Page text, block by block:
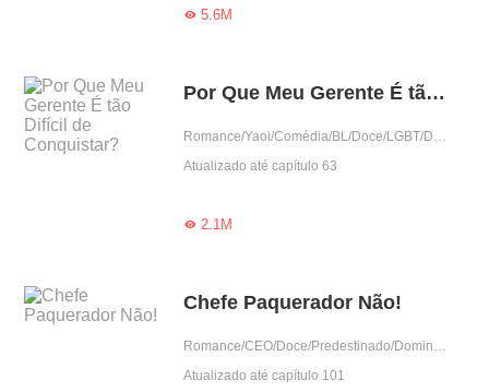
5.6M
Por Que Meu Gerente É tão Difícil de Conquistar?
Romance/Yaoi/Comédia/BL/Doce/LGBT/Drama/Predestinado/Ramo do entretenimento/Encantador
Atualizado até capítulo 63
2.1M
Chefe Paquerador Não!
Romance/CEO/Doce/Predestinado/Dominante/Arrogante/Obediente/Garota boa/Completo
Atualizado até capítulo 101